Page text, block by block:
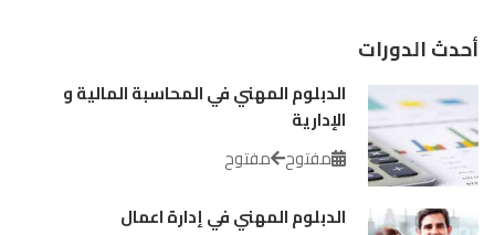
أحدث الدورات
الدبلوم المهني في المحاسبة المالية و
الإدارية
مفتوح مفتوح
الدبلوم المهني في إدارة اعمال